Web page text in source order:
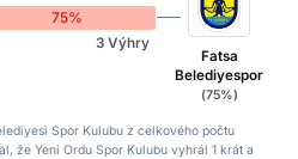
75%
3 Výhry
Fatsa
Belediyespor
(75%)
Spor Kulubu z celkového počtu
že Yeni Ordu Spor Kulubu vyhrál 1 krát a